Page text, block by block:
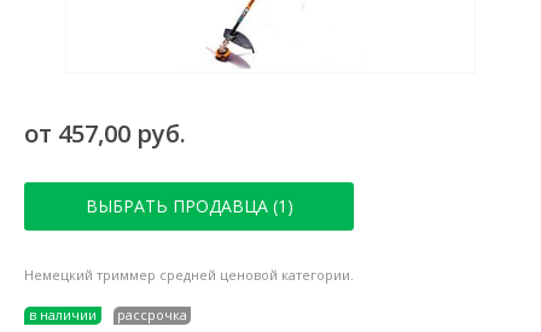
от 457,00 руб.
ВЫБРАТЬ ПРОДАВЦА (1)
Немецкий триммер средней ценовой категории.
в наличии рассрочка